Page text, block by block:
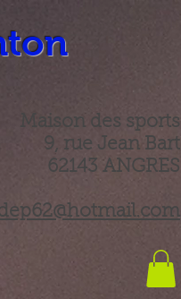
Maison des sports
9, rue Jean Bart
62143 ANGRES